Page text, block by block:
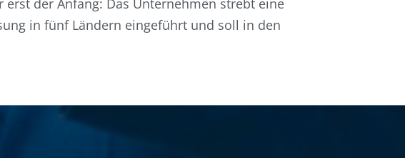
in fünf Ländern eingeführt und soll in den